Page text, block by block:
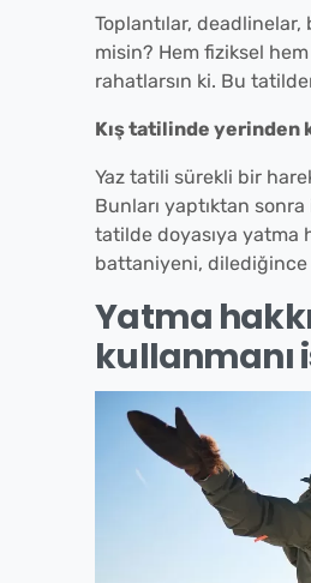
Toplantılar,
misin? Hem fiziksel
rahatlarsın ki. Bu
Kış tatilinde yerinden
Yaz tatili sürekli bir
Bunları yaptıktan
tatilde doyasıya yatma
battaniyeni, dilediğince
Yatma
kullanmanı